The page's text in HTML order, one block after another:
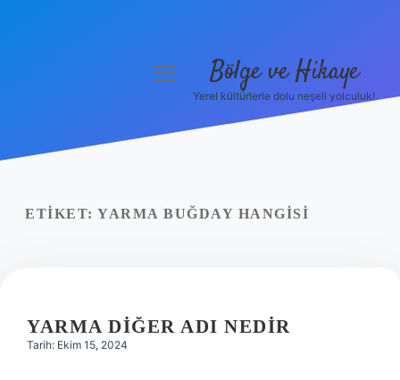
Yasal Uyarı
menüyü
Bölge ve Hikaye
Yerel kültürlerle dolu neşeli yolculuk!
ETIKET: YARMA BUĞDAY HANGISI
YARMA DIĞER ADI NEDIR
Tarih: Ekim 15, 2024